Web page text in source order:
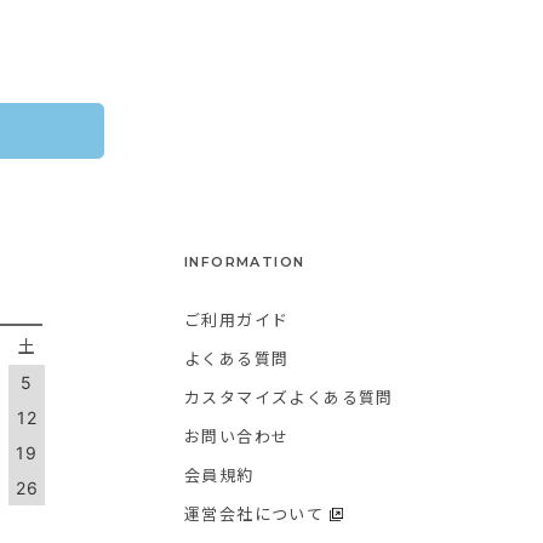
土
5
12
19
26
INFORMATION
ご利用ガイド
よくある質問
カスタマイズよくある質問
お問い合わせ
会員規約
運営会社について